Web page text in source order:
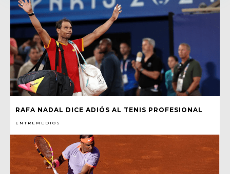
RAFA NADAL DICE ADIÓS AL TENIS PROFESIONAL
ENTREMEDIOS